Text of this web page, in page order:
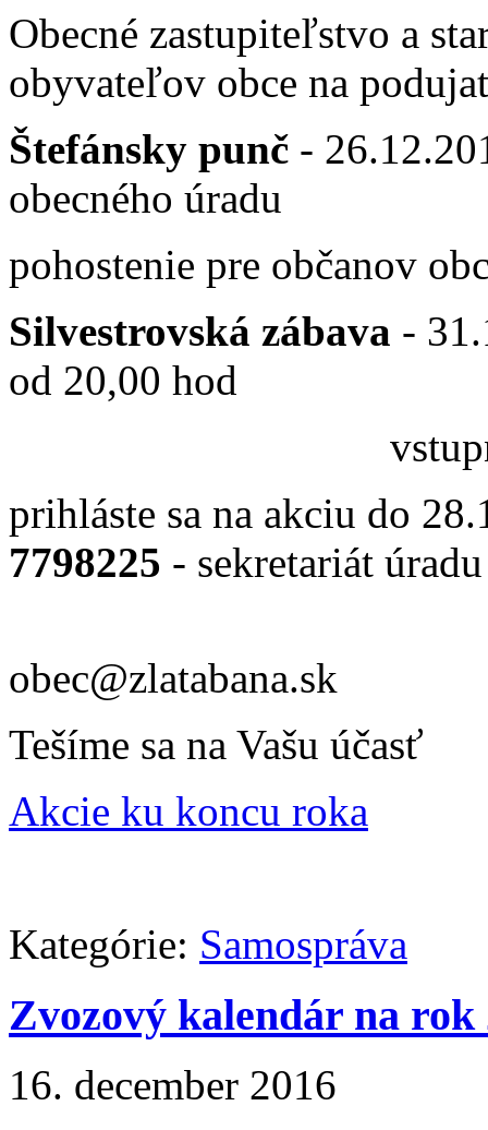
Obecné zastupiteľstvo a
obyvateľov obce na
Štefánsky punč -
obecného úradu
pohostenie pre občanov
Silvestrovská zábava -
od 20,00 hod
vstupné 3,-
prihláste sa na akciu do
7798225 - sekretariát úradu
obec@zlatabana.sk
Tešíme sa na Vašu účasť
Akcie ku koncu roka
Kategórie: Samospráva
Zvozový kalendár na rok
16. december 2016